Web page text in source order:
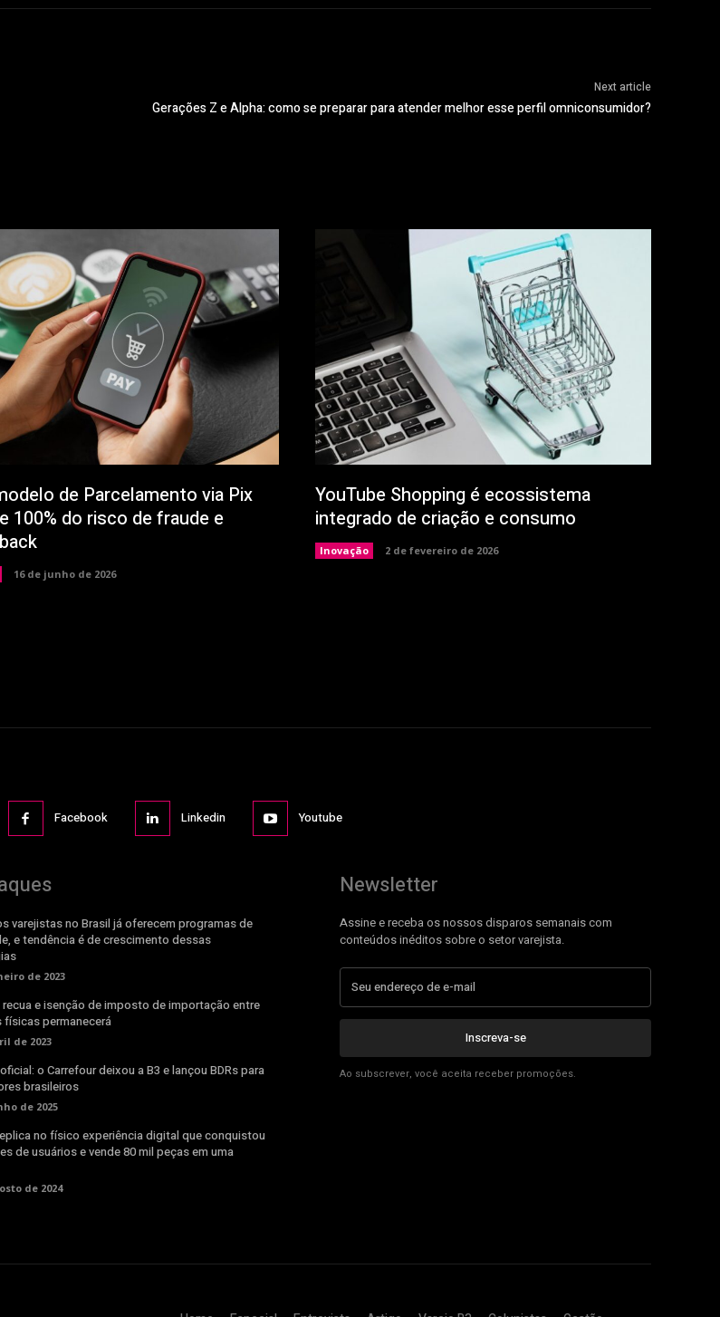
Next article
Gerações Z e Alpha: como se preparar para atender melhor esse perfil omniconsumidor?
de Parcelamento via Pix
100% do risco de fraude e
16 de junho de 2026
YouTube Shopping é ecossistema
integrado de criação e consumo
Inovação 2 de fevereiro de 2026
Facebook Linkedin Youtube
varejistas no Brasil já oferecem programas de
e tendência é de crescimento dessas
de 2023
recua e isenção de imposto de importação entre
físicas permanecerá
de 2023
o Carrefour deixou a B3 e lançou BDRs para
brasileiros
de 2025
no físico experiência digital que conquistou
de usuários e vende 80 mil peças em uma
de 2024
Newsletter
Assine e receba os nossos disparos semanais com
conteúdos inéditos sobre o setor varejista.
Inscreva-se
Ao subscrever, você aceita receber promoções.